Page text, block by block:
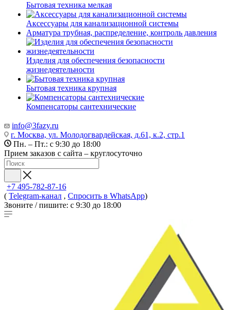
Бытовая техника мелкая
Аксессуары для канализационной системы
Арматура трубная, распределение, контроль давления
Изделия для обеспечения безопасности
жизнедеятельности
Бытовая техника крупная
Компенсаторы сантехнические
info@3fazy.ru
г. Москва, ул. Молодогвардейская, д.61, к.2, стр.1
Пн. – Пт.: с 9:30 до 18:00
Прием заказов с сайта – круглосуточно
+7 495-782-87-16
( Telegram-канал , Спросить в WhatsApp)
Звоните / пишите: с 9:30 до 18:00